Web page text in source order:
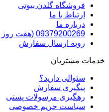
فروشگاه گلدن بیوتی
ارتباط با ما
درباره ما
09379200269 (هفت روز هفته؛ 24 ساعته)
رویه ارسال سفارش
خدمات مشتریان
سئوالی دارید؟
پیگیری سفارش
رهگیری مرسولات پستی
سیاست حریم خصوصی